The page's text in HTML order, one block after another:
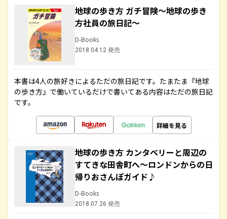
地球の歩き方 ガチ冒険～地球の歩き
方社員の旅日記～
D-Books
2018.04.12 発売
本書は4人の旅好きによるただの旅日記です。たまたま『地球
の歩き方』で働いているだけで書いてある内容はただの旅日記
です。
詳細を見る
地球の歩き方 カンタベリーと周辺の
すてきな田舎町へ～ロンドンからの日
帰りおさんぽガイド♪
D-Books
2018.07.26 発売